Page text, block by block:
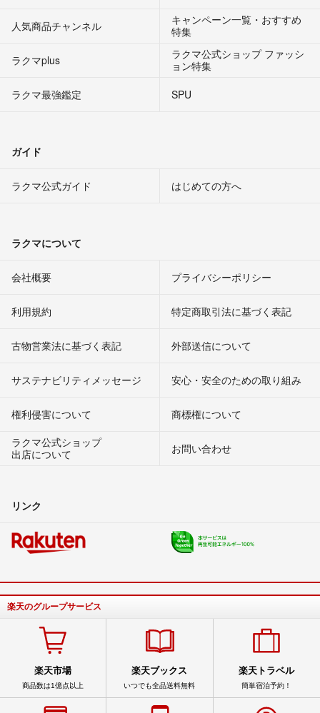
人気商品チャンネル
キャンペーン一覧・おすすめ
特集
ラクマplus
ラクマ公式ショップ ファッシ
ョン特集
ラクマ最強鑑定
SPU
ガイド
ラクマ公式ガイド はじめての方へ
ラクマについて
会社概要 プライバシーポリシー
利用規約 特定商取引法に基づく表記
古物営業法に基づく表記 外部送信について
サステナビリティメッセージ 安心・安全のための取り組み
権利侵害について
商標権について
ラクマ公式ショップ
出店について
お問い合わせ
リンク
楽天のグループサービス
楽天市場
商品数は1億点以上
楽天ブックス
いつでも全品送料無料
楽天トラベル
簡単宿泊予約！